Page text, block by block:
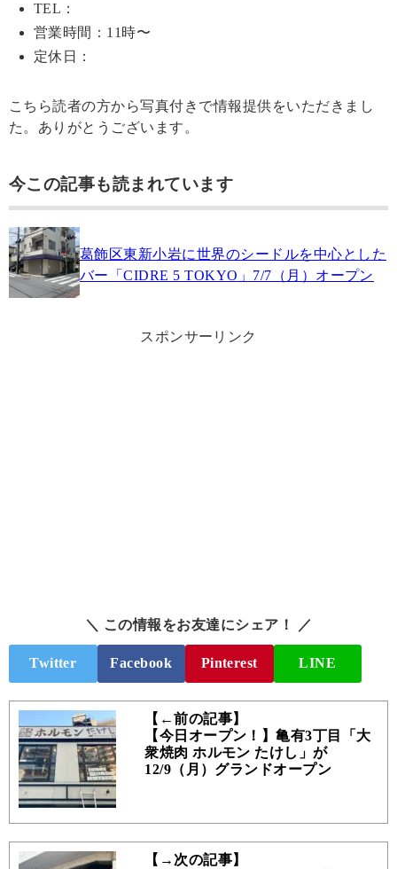
TEL：
営業時間：11時〜
定休日：
こちら読者の方から写真付きで情報提供をいただきまし
た。ありがとうございます。
今この記事も読まれています
葛飾区東新小岩に世界のシードルを中心とした
バー「CIDRE 5 TOKYO」7/7（月）オープン
スポンサーリンク
＼ この情報をお友達にシェア！ ／
Twitter Facebook Pinterest LINE
【←前の記事】
【今日オープン！】亀有3丁目「大
衆焼肉 ホルモン たけし」が
12/9（月）グランドオープン
【→次の記事】